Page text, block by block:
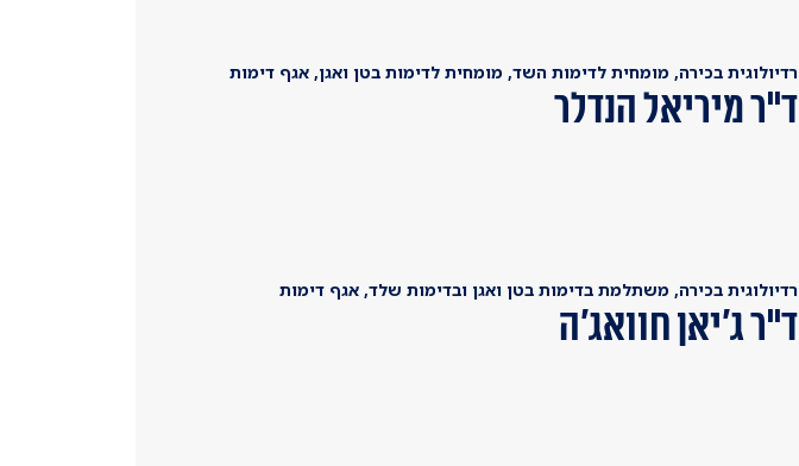
רדיולוגית בכירה, מומחית לדימות השד, מומחית לדימות בטן ואגן, אגף דימות
ד"ר מיריאל הנדלר
רדיולוגית בכירה, משתלמת בדימות בטן ואגן ובדימות שלד, אגף דימות
ד"ר ג׳יאן חוואג׳ה